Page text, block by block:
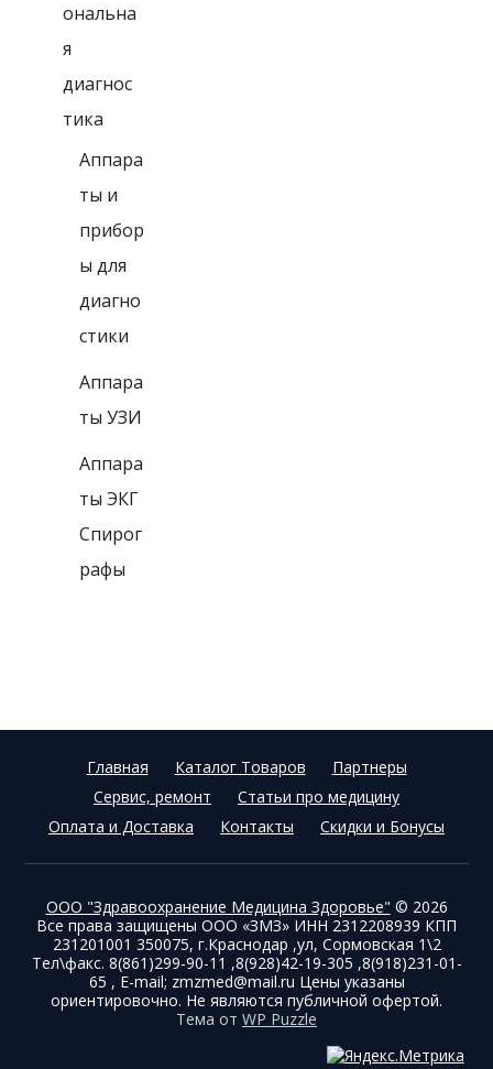
ональна
я
диагнос
тика
Аппара
ты и
прибор
ы для
диагно
стики
Аппара
ты УЗИ
Аппара
ты ЭКГ
Спирог
рафы
Главная Каталог Товаров
Партнеры
Сервис, ремонт
Статьи про медицину
Оплата и Доставка
Контакты Скидки и Бонусы
ООО "Здравоохранение Медицина Здоровье" © 2026
Все права защищены ООО «ЗМЗ» ИНН 2312208939 КПП
231201001 350075, г.Краснодар ,ул, Сормовская 1\2
Тел\факс. 8(861)299-90-11 ,8(928)42-19-305 ,8(918)231-01-
65 , E-mail; zmzmed@mail.ru Цены указаны
ориентировочно. Не являются публичной офертой.
Тема от WP Puzzle